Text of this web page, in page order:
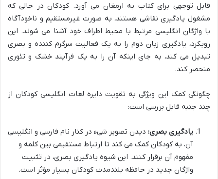
قابل توجهی برای کتاب به ارمغان می آورد. کودکان در حالی که
مشغول یادگیری نقاشی هستند، به صورت غیرمستقیم و ناخودآگاه
با واژگان انگلیسی مرتبط با محیط اطراف خود آشنا می شوند. این
رویکرد، یادگیری زبان دوم را به یک فعالیت سرگرم کننده و بصری
تبدیل می کند، به جای اینکه آن را به یک فرآیند خشک و تئوری
منحصر کند.
چگونگی کمک این ویژگی به تقویت دایره لغات انگلیسی کودکان از
چند جنبه قابل بررسی است:
یادگیری بصری: دیدن تصویر شیء در کنار نام فارسی و انگلیسی
آن، به کودکان کمک می کند تا ارتباط مستقیمی بین کلمه و
مفهوم آن برقرار کنند. این شیوه یادگیری بصری، در تثبیت
واژگان جدید در حافظه بلندمدت کودکان بسیار مؤثر است.